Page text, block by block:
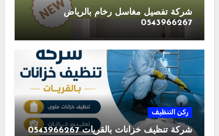
شركة تفصيل مغاسل رخام بالرياض
0543966267
ركن التنظيف
شركة تنظيف خزانات بالقريات 0543966267